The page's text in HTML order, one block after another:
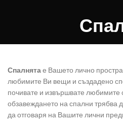
Спалнятае Вашето лично
любимите Ви вещи и създадено
почивате и извършвате любимите
обзавеждането на спални трябва
да отговаря на Вашите лични